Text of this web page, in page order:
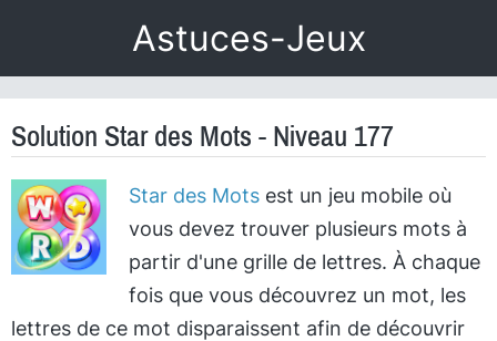
Astuces-Jeux
Solution Star des Mots - Niveau 177
Star des Motsest un jeu mobile où
vous devez trouver plusieurs mots à
partir d'une grille de lettres. À chaque
fois que vous découvrez un mot, les
lettres de ce mot disparaissent afin de découvrir